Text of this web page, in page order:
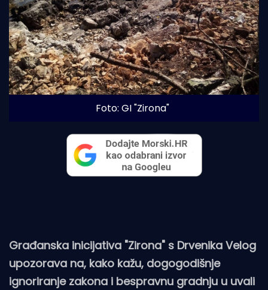
Foto: GI "Zirona"
Građanska inicijativa "Zirona" s Drvenika Velog
upozorava na, kako kažu, dogogodišnje
ignoriranje zakona i bespravnu gradnju u uvali